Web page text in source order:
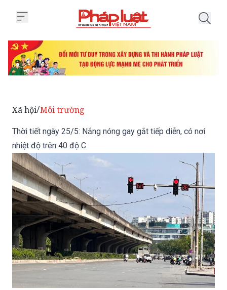
Xã hội/Môi trường
Thời tiết ngày 25/5: Nắng nóng gay gắt tiếp diễn, có nơi
nhiệt độ trên 40 độ C